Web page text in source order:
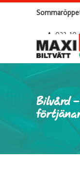
033-10
Bilvård